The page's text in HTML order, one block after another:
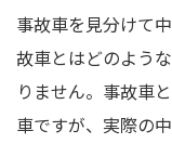
事故車を見分けて
故車とはどのよう
りません。事故車
車ですが、実際の